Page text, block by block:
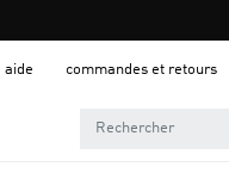
aide commandes et retours